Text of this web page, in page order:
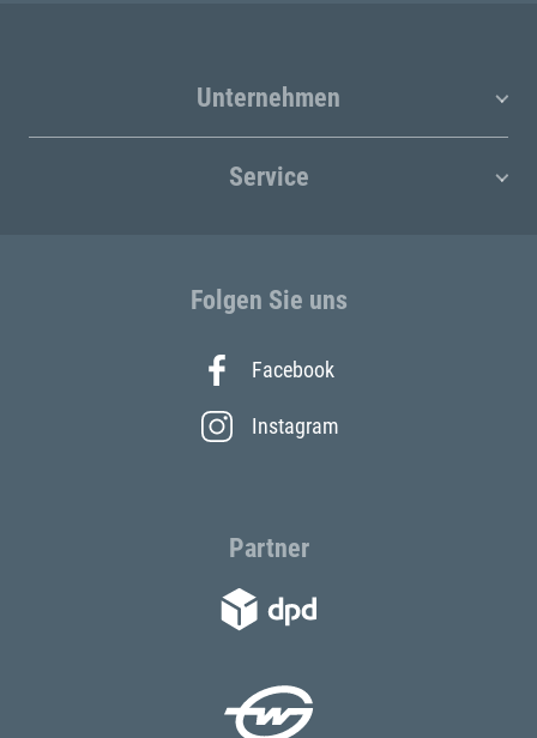
Unternehmen
Service
Folgen Sie uns
Facebook
Instagram
Partner